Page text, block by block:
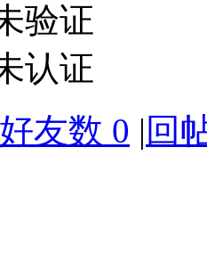
验证
认证
好友数 0 | 回